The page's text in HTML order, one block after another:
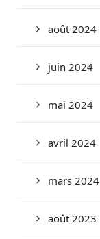
août 2024
juin 2024
mai 2024
avril 2024
mars 2024
août 2023